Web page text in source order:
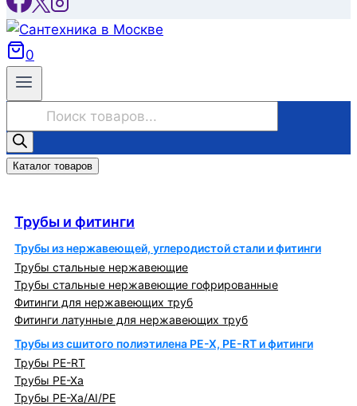
0
товаров
Каталог товаров
Трубы и фитинги
Трубы из нержавеющей, углеродистой стали и фитинги
Трубы стальные нержавеющие
Трубы стальные нержавеющие гофрированные
Фитинги для нержавеющих труб
Фитинги латунные для нержавеющих труб
Трубы из сшитого полиэтилена PE-X, PE-RT и фитинги
Трубы PE-RT
Трубы PE-Xa
Трубы PE-Xa/AI/PE